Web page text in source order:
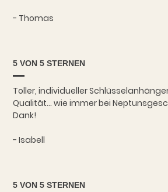
- Thomas
5 VON 5 STERNEN
Toller, individueller
Qualität... wie immer bei
Dank!
- Isabell
5 VON 5 STERNEN